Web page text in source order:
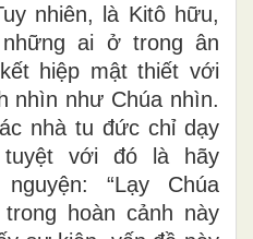
nhiên, là Kitô hữu,
ai ở trong ân
hiệp mật thiết với
nhìn như Chúa nhìn.
nhà tu đức chỉ dạy
với đó là hãy
“Lạy Chúa
hoàn cảnh này